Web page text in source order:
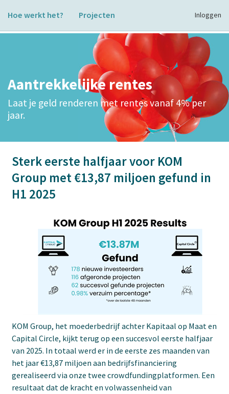
Hoe werkt het? Projecten Inloggen
Aantrekkelijke rentes
Laat je geld renderen met rentes vanaf 4% per
jaar.
Sterk eerste halfjaar voor KOM
Group met €13,87 miljoen gefund in
H1 2025
KOM Group, het moederbedrijf achter Kapitaal op Maat en
Capital Circle, kijkt terug op een succesvol eerste halfjaar
van 2025. In totaal werd er in de eerste zes maanden van
het jaar €13,87 miljoen aan bedrijfsfinanciering
gerealiseerd via onze twee crowdfundingplatformen. Een
resultaat dat de kracht en volwassenheid van